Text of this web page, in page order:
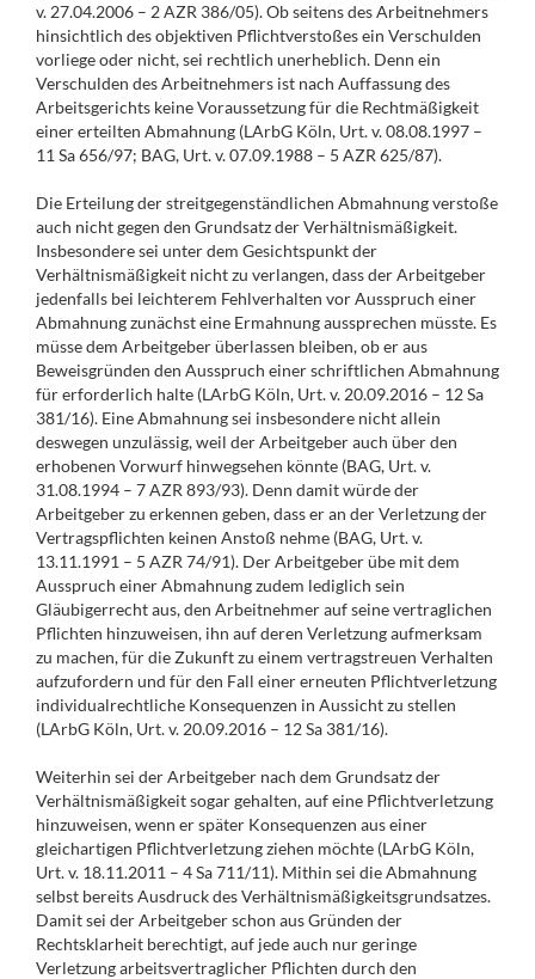
v. 27.04.2006 – 2 AZR 386/05). Ob seitens des Arbeitnehmers
hinsichtlich des objektiven Pflichtverstoßes ein Verschulden
vorliege oder nicht, sei rechtlich unerheblich. Denn ein
Verschulden des Arbeitnehmers ist nach Auffassung des
Arbeitsgerichts keine Voraussetzung für die Rechtmäßigkeit
einer erteilten Abmahnung (LArbG Köln, Urt. v. 08.08.1997 –
11 Sa 656/97; BAG, Urt. v. 07.09.1988 – 5 AZR 625/87).
Die Erteilung der streitgegenständlichen Abmahnung verstoße
auch nicht gegen den Grundsatz der Verhältnismäßigkeit.
Insbesondere sei unter dem Gesichtspunkt der
Verhältnismäßigkeit nicht zu verlangen, dass der Arbeitgeber
jedenfalls bei leichterem Fehlverhalten vor Ausspruch einer
Abmahnung zunächst eine Ermahnung aussprechen müsste. Es
müsse dem Arbeitgeber überlassen bleiben, ob er aus
Beweisgründen den Ausspruch einer schriftlichen Abmahnung
für erforderlich halte (LArbG Köln, Urt. v. 20.09.2016 – 12 Sa
381/16). Eine Abmahnung sei insbesondere nicht allein
deswegen unzulässig, weil der Arbeitgeber auch über den
erhobenen Vorwurf hinwegsehen könnte (BAG, Urt. v.
31.08.1994 – 7 AZR 893/93). Denn damit würde der
Arbeitgeber zu erkennen geben, dass er an der Verletzung der
Vertragspflichten keinen Anstoß nehme (BAG, Urt. v.
13.11.1991 – 5 AZR 74/91). Der Arbeitgeber übe mit dem
Ausspruch einer Abmahnung zudem lediglich sein
Gläubigerrecht aus, den Arbeitnehmer auf seine vertraglichen
Pflichten hinzuweisen, ihn auf deren Verletzung aufmerksam
zu machen, für die Zukunft zu einem vertragstreuen Verhalten
aufzufordern und für den Fall einer erneuten Pflichtverletzung
individualrechtliche Konsequenzen in Aussicht zu stellen
(LArbG Köln, Urt. v. 20.09.2016 – 12 Sa 381/16).
Weiterhin sei der Arbeitgeber nach dem Grundsatz der
Verhältnismäßigkeit sogar gehalten, auf eine Pflichtverletzung
hinzuweisen, wenn er später Konsequenzen aus einer
gleichartigen Pflichtverletzung ziehen möchte (LArbG Köln,
Urt. v. 18.11.2011 – 4 Sa 711/11). Mithin sei die Abmahnung
selbst bereits Ausdruck des Verhältnismäßigkeitsgrundsatzes.
Damit sei der Arbeitgeber schon aus Gründen der
Rechtsklarheit berechtigt, auf jede auch nur geringe
Verletzung arbeitsvertraglicher Pflichten durch den